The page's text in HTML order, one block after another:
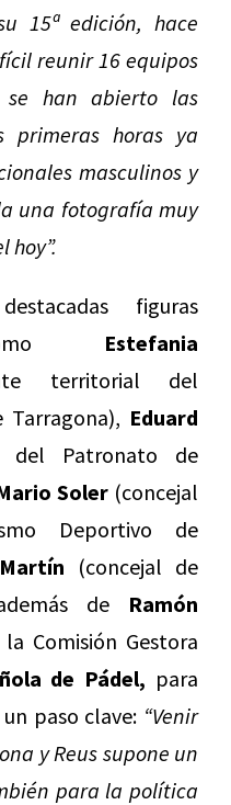
15ª edición, hace
reunir 16 equipos
se han abierto las
primeras horas ya
masculinos y
una fotografía muy
hoy”.
figuras
Estefania
territorial del
Eduard
del Patronato de
Soler (concejal
Deportivo de
(concejal de
de Ramón
Comisión Gestora
de Pádel, para
paso clave: “Venir
y Reus supone un
para la política